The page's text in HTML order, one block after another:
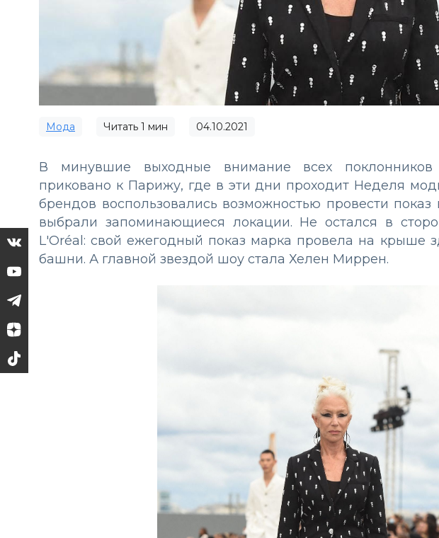
Мода Читать 1 мин 04.10.2021
В минувшие выходные внимание всех
приковано к Парижу, где в эти дни проходит Неделя
брендов воспользовались возможностью провести
выбрали запоминающиеся локации. Не остался в
L'Oréal: свой ежегодный показ марка провела на крыше
башни. А главной звездой шоу стала Хелен Миррен.